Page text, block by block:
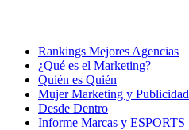
Rankings Mejores Agencias
¿Qué es el Marketing?
Quién es Quién
Mujer Marketing y Publicidad
Desde Dentro
Informe Marcas y ESPORTS